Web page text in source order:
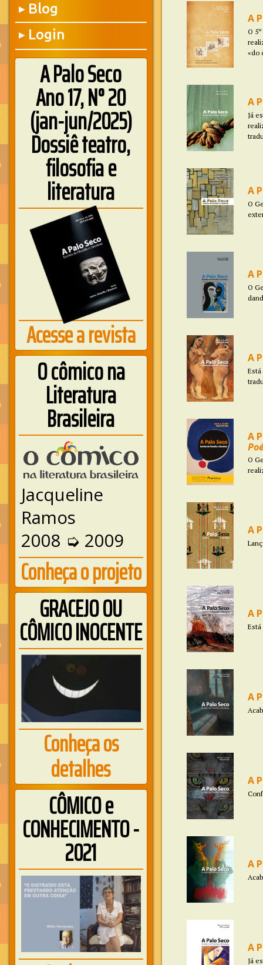
▶ Blog
▶ Login
A Palo Seco
Ano 17, N° 20
(jan-jun/2025)
Dossiê teatro,
filosofia e
literatura
Acesse a revista
O cômico na
Literatura
Brasileira
Jacqueline
Ramos
2008 ➭ 2009
Conheça o projeto
GRACEJO OU
CÔMICO INOCENTE
Conheça os
detalhes
CÔMICO e
CONHECIMENTO -
2021
A
O
«do
A
Já
A
O
A
O
A
Está
A
O
A
A
A
A
A
A
Já